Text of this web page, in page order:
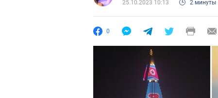
25.10.2023 10:13
2 минуты
0